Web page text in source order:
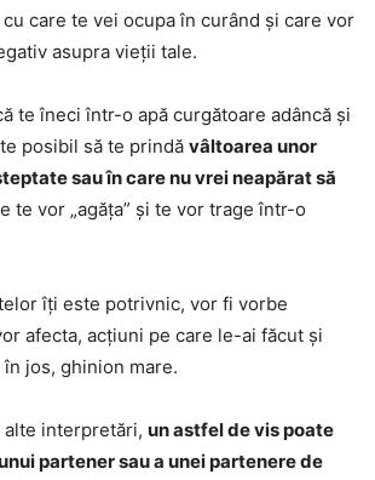
care te vei ocupa în curând și care vor
asupra vieții tale.
te îneci într-o apă curgătoare adâncă și
posibil să te prindă vâltoarea unor
sau în care nu vrei neapărat să
te vor „agăța” și te vor trage într-o
îți este potrivnic, vor fi vorbe
afecta, acțiuni pe care le-ai făcut și
jos, ghinion mare.
interpretări, un astfel de vis poate
partener sau a unei partenere de